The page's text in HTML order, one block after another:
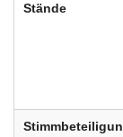
Stände